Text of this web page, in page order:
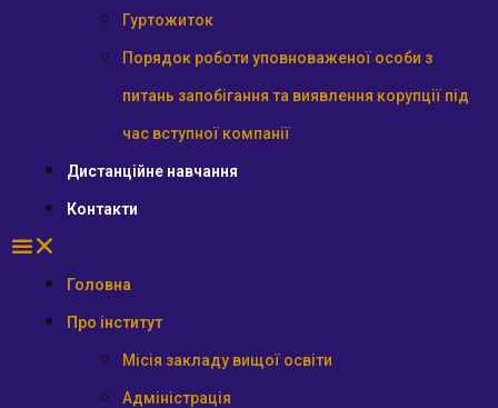
Гуртожиток
Порядок роботи уповноваженої особи з
питань запобігання та виявлення корупції під
час вступної компанії
Дистанційне навчання
Контакти
Головна
Про інститут
Місія закладу вищої освіти
Адміністрація